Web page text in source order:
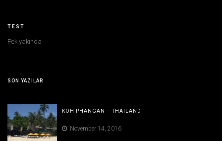
TEST
Pek yakında
SON YAZILAR
KOH PHANGAN – THAILAND
November 14, 2016